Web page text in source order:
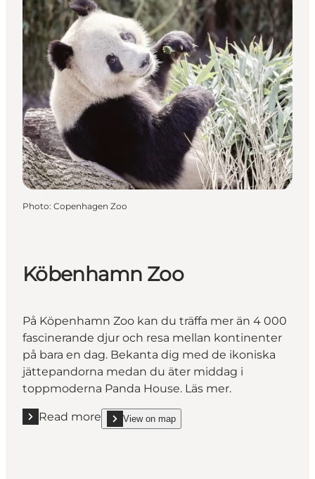
Photo: Copenhagen Zoo
Köbenhamn Zoo
På Köpenhamn Zoo kan du träffa mer än 4 000
fascinerande djur och resa mellan kontinenter
på bara en dag. Bekanta dig med de ikoniska
jättepandorna medan du äter middag i
toppmoderna Panda House. Läs mer.
Read more
Read more "Köbenhamn Zoo"
View on map
show Köbenhamn Zoo on_map